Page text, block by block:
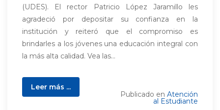
(UDES). El rector Patricio López Jaramillo les
agradeció por depositar su confianza en la
institución y reiteró que el compromiso es
brindarles a los jóvenes una educación integral con
la más alta calidad. Vea las...
Leer más ...
Publicado en Atención
al Estudiante